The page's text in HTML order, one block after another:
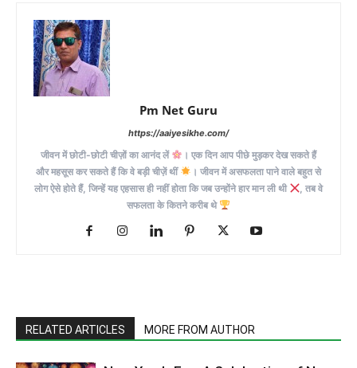
Pm Net Guru
https://aaiyesikhe.com/
जीवन में छोटी-छोटी चीज़ों का आनंद लें
। एक दिन आप पीछे मुड़कर देख सकते हैं
और महसूस कर सकते हैं कि वे बड़ी चीज़ें थीं
। जीवन में असफलता पाने वाले बहुत से
लोग ऐसे होते हैं, जिन्हें यह एहसास ही नहीं होता कि जब उन्होंने हार मान ली थी
, तब वे
सफलता के कितने करीब थे
RELATED ARTICLES MORE FROM AUTHOR